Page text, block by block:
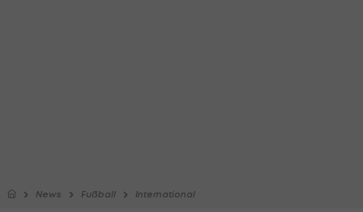
News Fußball International